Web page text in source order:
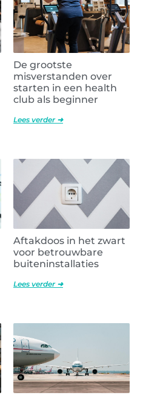
De grootste
misverstanden over
starten in een health
club als beginner
Lees verder ➜
Aftakdoos in het zwart
voor betrouwbare
buiteninstallaties
Lees verder ➜